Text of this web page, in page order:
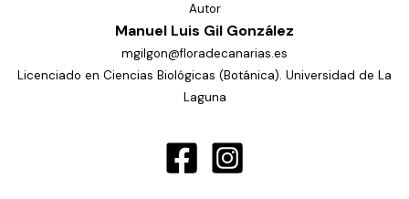
Autor
Manuel Luis Gil González
mgilgon@floradecanarias.es
Licenciado en Ciencias Biológicas (Botánica). Universidad de La
Laguna